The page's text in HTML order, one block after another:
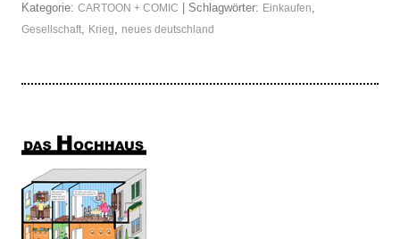
Kategorie: CARTOON + COMIC | Schlagwörter: Einkaufen,
Gesellschaft, Krieg, neues deutschland